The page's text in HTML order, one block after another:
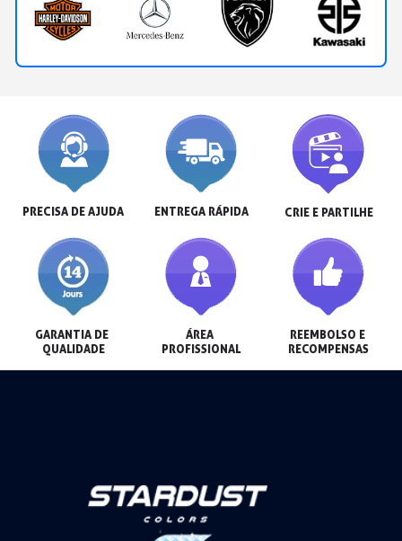
PRECISA DE AJUDA ENTREGA RÁPIDA CRIE E PARTILHE
GARANTIA DE
QUALIDADE
ÁREA
PROFISSIONAL
REEMBOLSO E
RECOMPENSAS